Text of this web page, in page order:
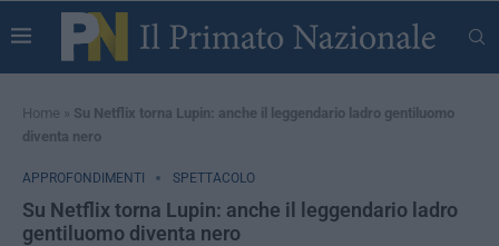
Home » Su Netflix torna Lupin: anche il leggendario ladro gentiluomo
diventa nero
APPROFONDIMENTI SPETTACOLO
Su Netflix torna Lupin: anche il leggendario ladro
gentiluomo diventa nero